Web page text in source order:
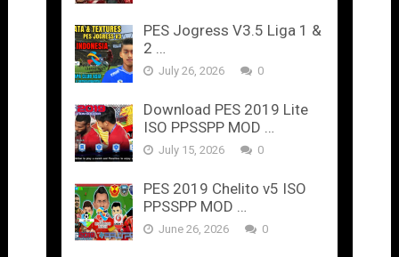
PES Jogress V3.5 Liga 1 &
2 …
July 26, 2026 0
Download PES 2019 Lite
ISO PPSSPP MOD …
July 15, 2026 0
PES 2019 Chelito v5 ISO
PPSSPP MOD …
June 26, 2026 0